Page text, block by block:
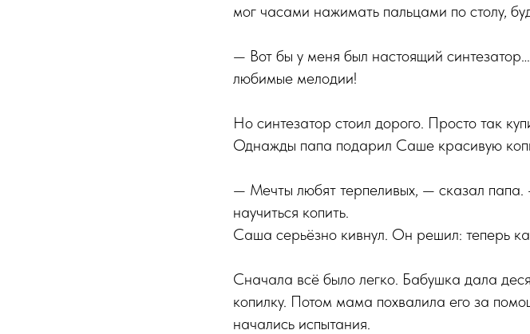
мог часами нажимать пальцами по столу,
— Вот бы у меня был настоящий
любимые мелодии!
Но синтезатор стоил дорого. Просто так
Однажды папа подарил Саше красивую
— Мечты любят терпеливых, — сказал
научиться копить.
Саша серьёзно кивнул. Он решил: теперь
Сначала всё было легко. Бабушка дала
копилку. Потом мама похвалила его за
начались испытания.